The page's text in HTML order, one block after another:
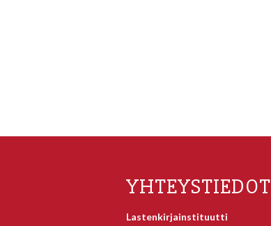
YHTEYSTIEDOT
Lastenkirjainstituutti